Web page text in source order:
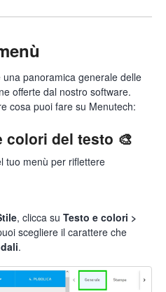
panoramica generale delle
offerte dal nostro software.
cosa puoi fare su Menutech:
colori del testo 🎨
tuo menù per riflettere
, clicca su Testo e colori >
scegliere il carattere che
.